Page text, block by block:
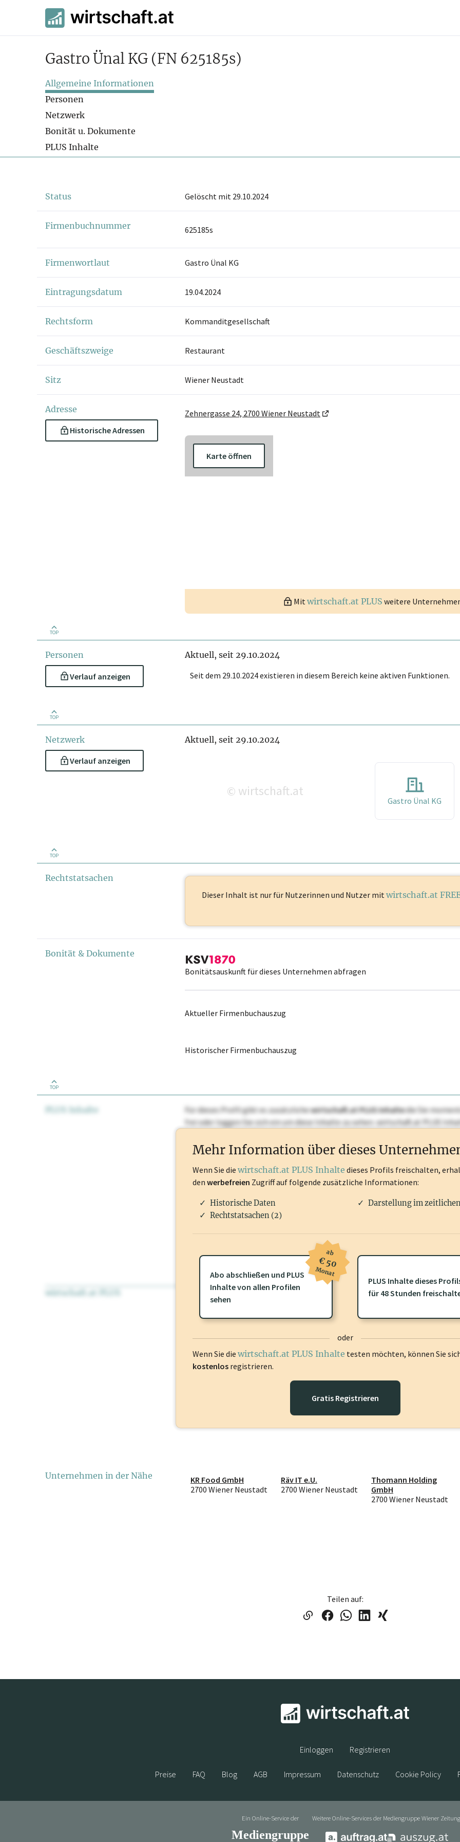
Gastro Ünal KG (FN 625185s)
Allgemeine Informationen
Personen
Netzwerk
Bonität u. Dokumente
PLUS Inhalte
Status Gelöscht mit 29.10.2024
Firmenbuchnummer 625185s
Firmenwortlaut Gastro Ünal KG
Eintragungsdatum 19.04.2024
Rechtsform Kommanditgesellschaft
Geschäftszweige Restaurant
Sitz Wiener Neustadt
Adresse
Historische Adressen
Zehnergasse 24, 2700 Wiener Neustadt
Karte öffnen
Mitwirtschaft.at PLUS weitere
TOP
Personen
Verlauf anzeigen
Aktuell, seit 29.10.2024
Seit dem 29.10.2024 existieren in diesem Bereich keine aktiven Funktionen.
TOP
Netzwerk
Verlauf anzeigen
Aktuell, seit 29.10.2024
© wirtschaft.at
Gastro Ünal KG
TOP
Rechtstatsachen
Dieser Inhalt ist nur für Nutzerinnen und Nutzer mit wirtschaft.at
Bonität & Dokumente
Bonitätsauskunft für dieses Unternehmen abfragen
Aktueller Firmenbuchauszug
Historischer Firmenbuchauszug
TOP
PLUS Inhalte Für dieses Profil gibt es zusätzlichewirtschaft.at PLUS Inhaltedie Sie
frei oder loggen Sie sich ein um diese Inhalte zu sehen. wirtschaft.at PLUS
wirtschaft.at PLUS Für dieses Profil gibt es zusätzliche wirtschaft.at PLUS Inhaltedie Sie
frei oder loggen Sie sich ein um diese Inhalte zu sehen.
Mehr Information über dieses
Wenn Sie die wirtschaft.at PLUS Inhalte dieses Profils freischalten,
den werbefreien Zugriff auf folgende zusätzliche Informationen:
Historische Daten
Darstellung im
Rechtstatsachen (2)
Abo abschließen und PLUS
Inhalte von allen Profilen
sehen
ab
€ 50
Monat
PLUS Inhalte dieses
für 48 Stunden
oder
Wenn Sie die wirtschaft.at PLUS Inhalte testen möchten, können Sie
kostenlos registrieren.
Gratis Registrieren
Unternehmen in der Nähe
KR Food GmbH
2700 Wiener Neustadt
Räv IT e.U.
2700 Wiener Neustadt
Thomann Holding
GmbH
2700 Wiener Neustadt
Teilen auf:
Einloggen Registrieren
Preise FAQ Blog AGB Impressum Datenschutz Cookie Policy
Ein Online-Service der
Mediengruppe
Weitere Online-Services der Mediengruppe Wiener